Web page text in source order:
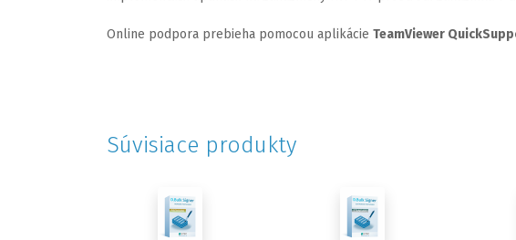
Online podpora prebieha pomocou aplikácie TeamViewer
Súvisiace produkty